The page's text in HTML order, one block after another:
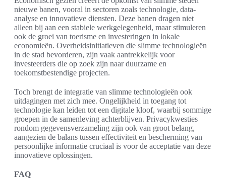
nieuwe banen, vooral in sectoren zoals technologie, data-
analyse en innovatieve diensten. Deze banen dragen niet
alleen bij aan een stabiele werkgelegenheid, maar stimuleren
ook de groei van toerisme en investeringen in lokale
economieën. Overheidsinitiatieven die slimme technologieën
in de stad bevorderen, zijn vaak aantrekkelijk voor
investeerders die op zoek zijn naar duurzame en
toekomstbestendige projecten.
Toch brengt de integratie van slimme technologieën ook
uitdagingen met zich mee. Ongelijkheid in toegang tot
technologie kan leiden tot een digitale kloof, waarbij sommige
groepen in de samenleving achterblijven. Privacykwesties
rondom gegevensverzameling zijn ook van groot belang,
aangezien de balans tussen effectiviteit en bescherming van
persoonlijke informatie cruciaal is voor de acceptatie van deze
innovatieve oplossingen.
FAQ